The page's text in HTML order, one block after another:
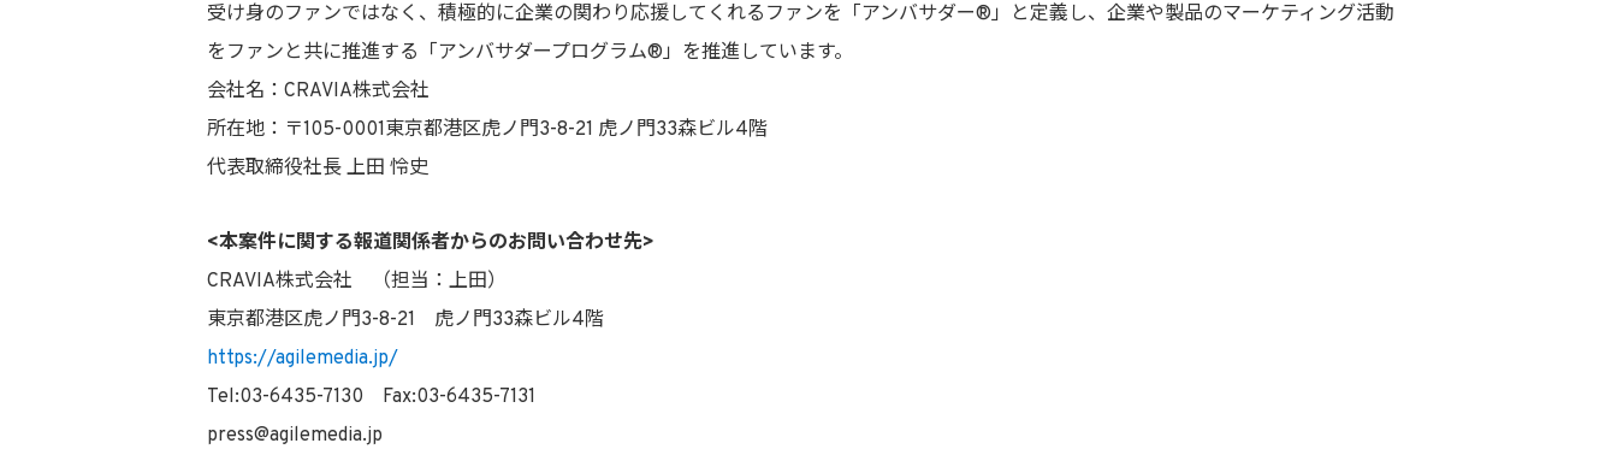
受け身のファンではなく、積極的に企業の関わり応援してくれるファンを「アンバサダー®」と定義し、企業や製品のマーケティング活動
をファンと共に推進する「アンバサダープログラム®」を推進しています。
会社名：CRAVIA株式会社
所在地：〒105-0001東京都港区虎ノ門3-8-21 虎ノ門33森ビル4階
代表取締役社長 上田 怜史
<本案件に関する報道関係者からのお問い合わせ先>
CRAVIA株式会社 （担当：上田）
東京都港区虎ノ門3-8-21 虎ノ門33森ビル4階
https://agilemedia.jp/
Tel:03-6435-7130 Fax:03-6435-7131
press@agilemedia.jp